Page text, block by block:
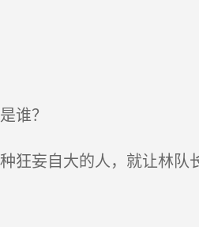
谁？
妄自大的人，就让林队